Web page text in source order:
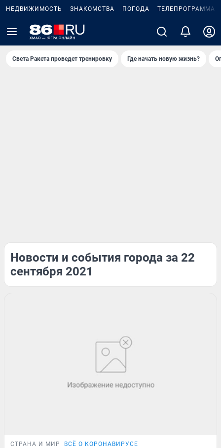
НЕДВИЖИМОСТЬ ЗНАКОМСТВА ПОГОДА ТЕЛЕПРОГРАММА
Света Ракета проведет тренировку Где начать новую жизнь?
Новости и события города за 22
сентября 2021
СТРАНА И МИР ВСЁ О КОРОНАВИРУСЕ